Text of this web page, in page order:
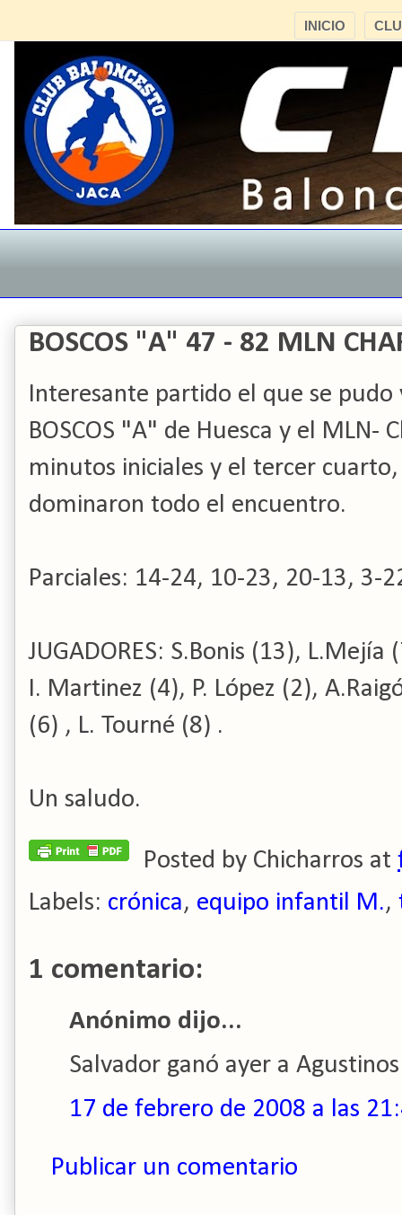
INICIO
BOSCOS "A" 47 - 82 MLN
Interesante partido el que se
BOSCOS "A" de Huesca y el MLN-
minutos iniciales y el tercer
dominaron todo el encuentro.
Parciales: 14-24, 10-23, 20-13, 3-
JUGADORES: S.Bonis (13),
I. Martinez (4), P. López (2),
(6) , L. Tourné (8) .
Un saludo.
Posted by Chicharros at
Labels: crónica, equipo infantil M.,
1 comentario:
Anónimo dijo...
Salvador ganó ayer a
17 de febrero de 2008 a las
Publicar un comentario